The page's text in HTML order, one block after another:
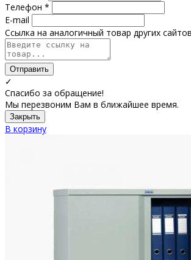
Телефон *
E-mail
Ссылка на аналогичный товар других
Отправить
✓
Спасибо за обращение!
Мы перезвоним Вам в ближайшее время.
Закрыть
В корзину